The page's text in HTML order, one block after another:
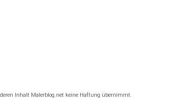
Inhalt Malerblog.net keine Haftung übernimmt.